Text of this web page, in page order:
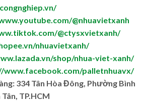
@nhuavietxanh
@ctysxvietxanh/
nhuavietxanh/
shop/nhua-viet-xanh/
www.facebook.com/palletnhuavx/
334 Tân Hòa Đông, Phường Bình
TP.HCM